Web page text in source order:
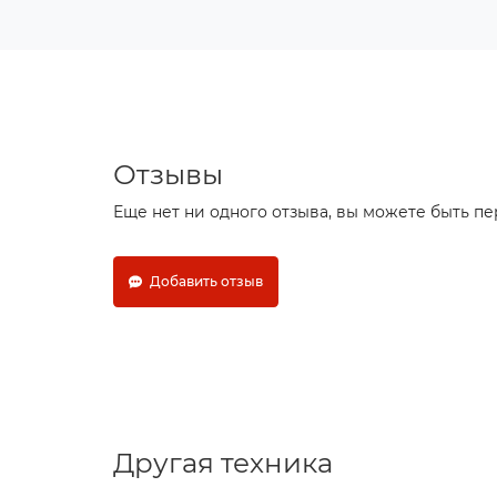
Отзывы
Еще нет ни одного отзыва, вы можете быть
Добавить отзыв
Другая техника